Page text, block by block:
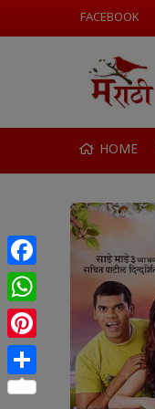
FACEBOOK
HOME
Facebook
WhatsApp
Pinterest
Share